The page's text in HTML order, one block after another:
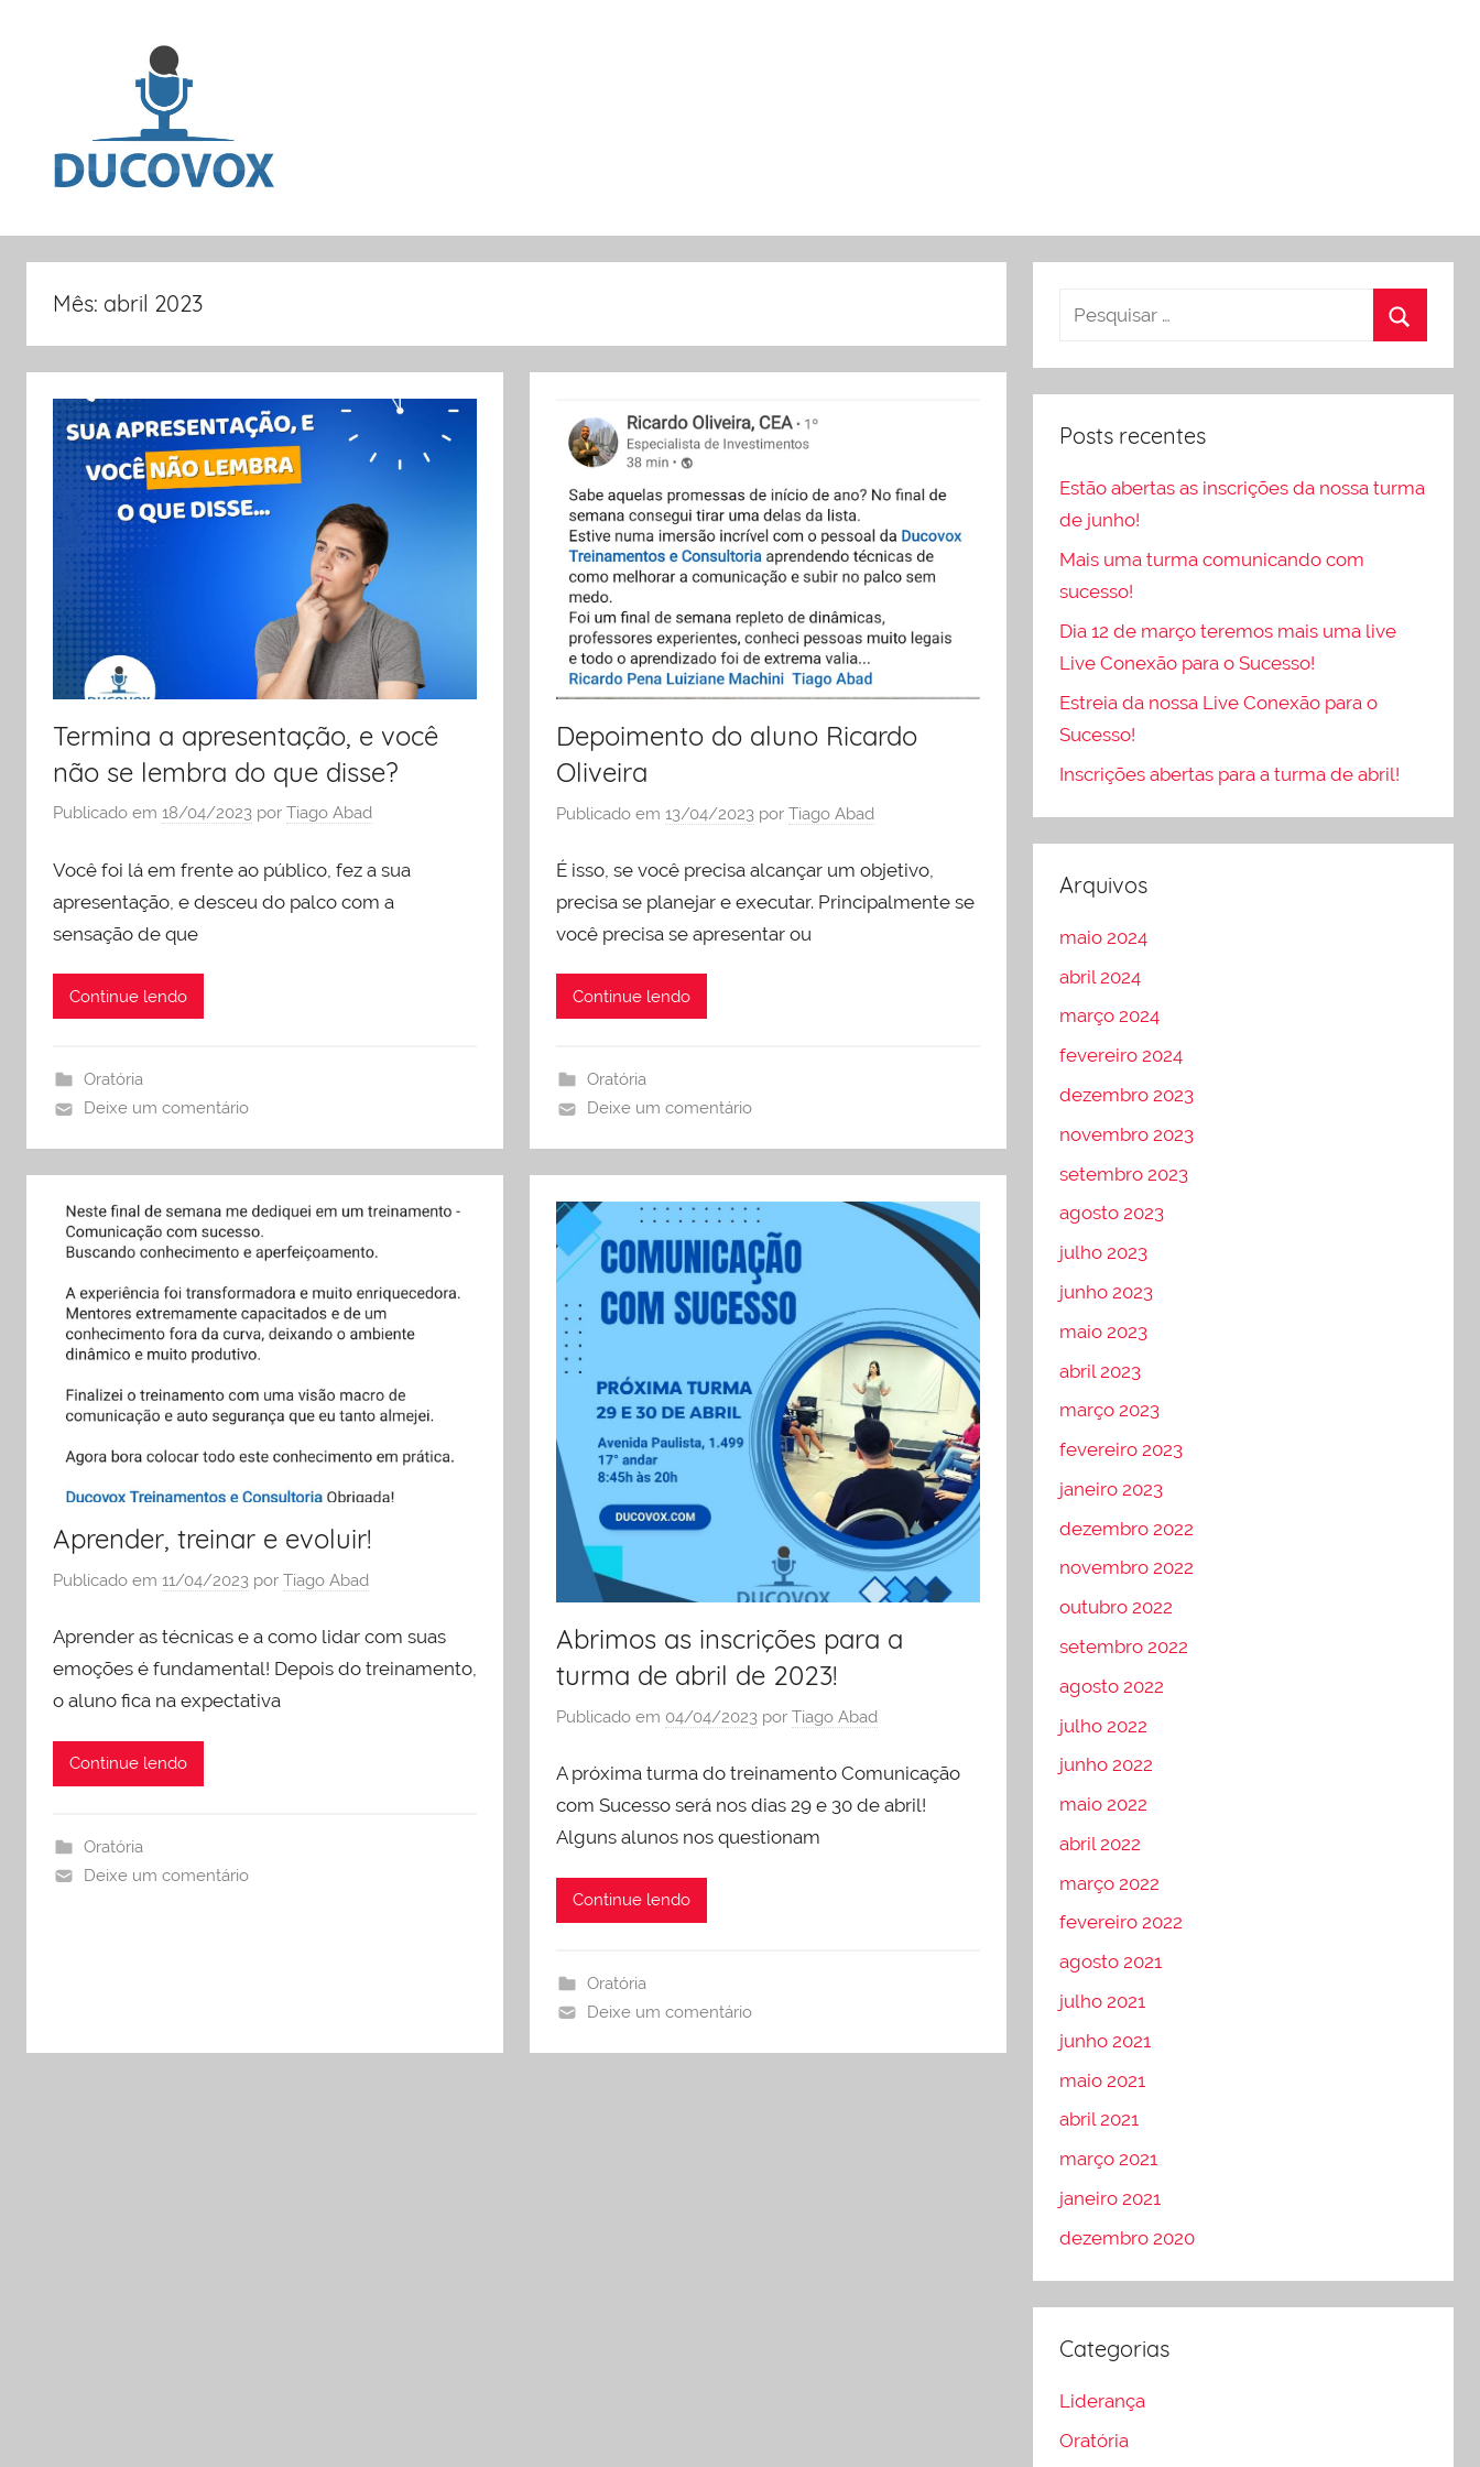
Dicas
artigos
sobre
oratória
liderança
Mês: abril 2023
Termina a apresentação, e você
não se lembra do que disse?
Publicado em 18/04/2023 por Tiago Abad
Você foi lá em frente ao público, fez a sua
apresentação, e desceu do palco com a
sensação de que
Continue lendo
Oratória
Deixe um comentário
Depoimento do aluno Ricardo
Oliveira
Publicado em13/04/2023 porTiago Abad
É isso, se você precisa alcançar um objetivo,
precisa se planejar e executar. Principalmente se
você precisa se apresentar ou
Continue lendo
Oratória
Deixe um comentário
Aprender, treinar e evoluir!
Publicado em 11/04/2023 por Tiago Abad
Aprender as técnicas e a como lidar com suas
emoções é fundamental! Depois do treinamento,
o aluno fica na expectativa
Continue lendo
Oratória
Deixe um comentário
Abrimos as inscrições para a
turma de abril de 2023!
Publicado em 04/04/2023 porTiago Abad
A próxima turma do treinamento Comunicação
com Sucesso será nos dias 29 e 30 de abril!
Alguns alunos nos questionam
Continue lendo
Oratória
Deixe um comentário
Posts recentes
Estão abertas as inscrições da nossa turma
de junho!
Mais uma turma comunicando com
sucesso!
Dia 12 de março teremos mais uma live
Live Conexão para o Sucesso!
Estreia da nossa Live Conexão para o
Sucesso!
Inscrições abertas para a turma de abril!
Arquivos
maio 2024
abril 2024
março 2024
fevereiro 2024
dezembro 2023
novembro 2023
setembro 2023
agosto 2023
julho 2023
junho 2023
maio 2023
abril 2023
março 2023
fevereiro 2023
janeiro 2023
dezembro 2022
novembro 2022
outubro 2022
setembro 2022
agosto 2022
julho 2022
junho 2022
maio 2022
abril 2022
março 2022
fevereiro 2022
agosto 2021
julho 2021
junho 2021
maio 2021
abril 2021
março 2021
janeiro 2021
dezembro 2020
Categorias
Liderança
Oratória